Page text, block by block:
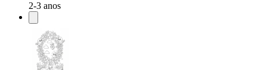
2-3 anos